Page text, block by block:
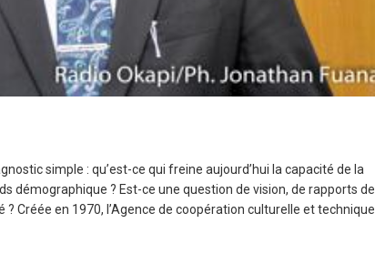
simple : qu’est-ce qui freine aujourd’hui la capacité de la
démographique ? Est-ce une question de vision, de rapports de
Créée en 1970, l’Agence de coopération culturelle et technique